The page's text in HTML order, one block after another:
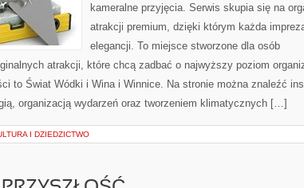
kameralne przyjęcia. Serwis skupia się na
atrakcji premium, dzięki którym każda
elegancji. To miejsce stworzone dla osób
atrakcji, które chcą zadbać o najwyższy poziom
to Świat Wódki i Wina i Winnice. Na stronie można znaleźć
organizacją wydarzeń oraz tworzeniem klimatycznych […]
I DZIEDZICTWO